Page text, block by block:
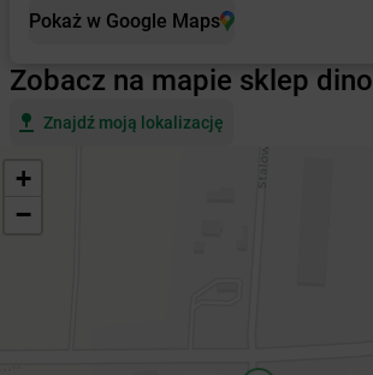
Pokaż w Google Maps
Zobacz na mapie sklep dino
Znajdź moją lokalizację
+
−